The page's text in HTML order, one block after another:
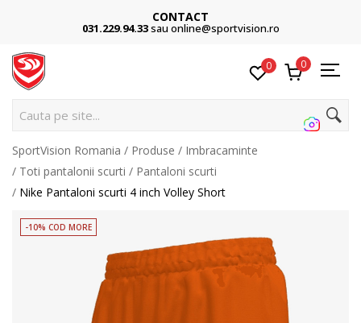
CONTACT
031.229.94.33sau online@sportvision.ro
0 0
C
SportVision Romania Produse
Imbracaminte
Toti pantalonii scurti
Pantaloni scurti
Nike Pantaloni scurti 4 inch Volley Short
-10% COD MORE